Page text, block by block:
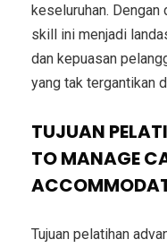
keseluruhan. Dengan
skill ini menjadi
dan kepuasan
yang tak tergantikan
TUJUAN
TO MANAGE
Tujuan pelatihan